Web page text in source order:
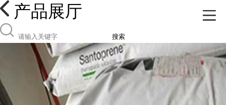
产品展厅
搜索